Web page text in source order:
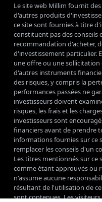
Le site web Millim fournit
d'autres produits
ce site sont fournies à titre
constituent pas des conseils
recommandation d'acheter,
d'investissement particulier.
une offre ou une
d'autres instruments
des risques, y compris la
performances passées ne
investisseurs doivent
risques, les frais et les
investisseurs sont
financiers avant de prendre
informations fournies sur ce
remplacer les conseils d'un
Les titres mentionnés sur ce
comme étant approuvés ou
n'assume aucune
résultant de l'utilisation de
sont contenues. Les